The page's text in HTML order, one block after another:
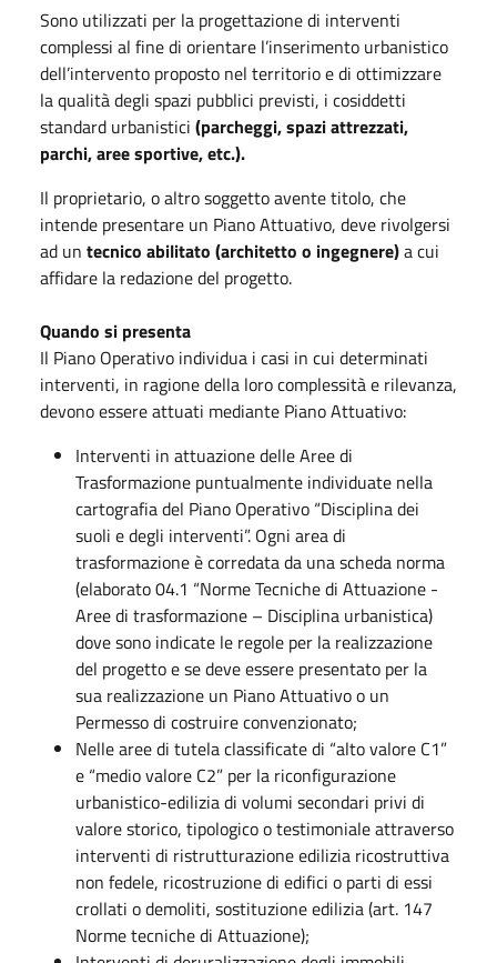
Sono utilizzati per la progettazione di interventi
complessi al fine di orientare l’inserimento urbanistico
dell’intervento proposto nel territorio e di ottimizzare
la qualità degli spazi pubblici previsti, i cosiddetti
standard urbanistici (parcheggi, spazi attrezzati,
parchi, aree sportive, etc.).
Il proprietario, o altro soggetto avente titolo, che
intende presentare un Piano Attuativo, deve rivolgersi
ad un tecnico abilitato (architetto o ingegnere)a cui
affidare la redazione del progetto.
Quando si presenta
Il Piano Operativo individua i casi in cui determinati
interventi, in ragione della loro complessità e rilevanza,
devono essere attuati mediante Piano Attuativo:
Interventi in attuazione delle Aree di
Trasformazione puntualmente individuate nella
cartografia del Piano Operativo “Disciplina dei
suoli e degli interventi”. Ogni area di
trasformazione è corredata da una scheda norma
(elaborato 04.1 “Norme Tecniche di Attuazione -
Aree di trasformazione – Disciplina urbanistica)
dove sono indicate le regole per la realizzazione
del progetto e se deve essere presentato per la
sua realizzazione un Piano Attuativo o un
Permesso di costruire convenzionato;
Nelle aree di tutela classificate di “alto valore C1”
e “medio valore C2” per la riconfigurazione
urbanistico-edilizia di volumi secondari privi di
valore storico, tipologico o testimoniale attraverso
interventi di ristrutturazione edilizia ricostruttiva
non fedele, ricostruzione di edifici o parti di essi
crollati o demoliti, sostituzione edilizia (art. 147
Norme tecniche di Attuazione);